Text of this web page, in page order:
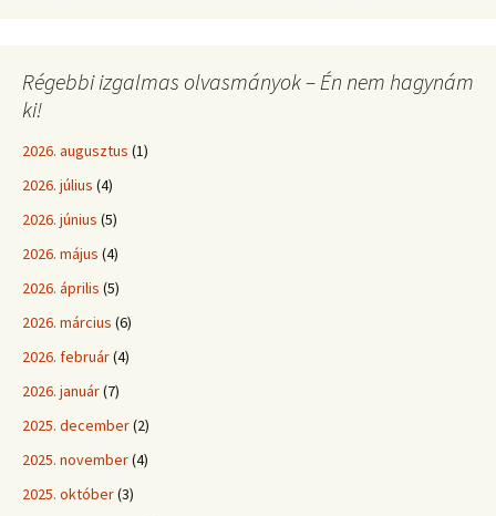
Régebbi izgalmas olvasmányok – Én nem hagynám
ki!
2026. augusztus (1)
2026. július (4)
2026. június (5)
2026. május (4)
2026. április (5)
2026. március (6)
2026. február(4)
2026. január(7)
2025. december(2)
2025. november(4)
2025. október(3)